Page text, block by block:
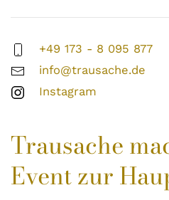
+49 173 - 8 095 877
info@trausache.de
Instagram
Trausache
Event zur